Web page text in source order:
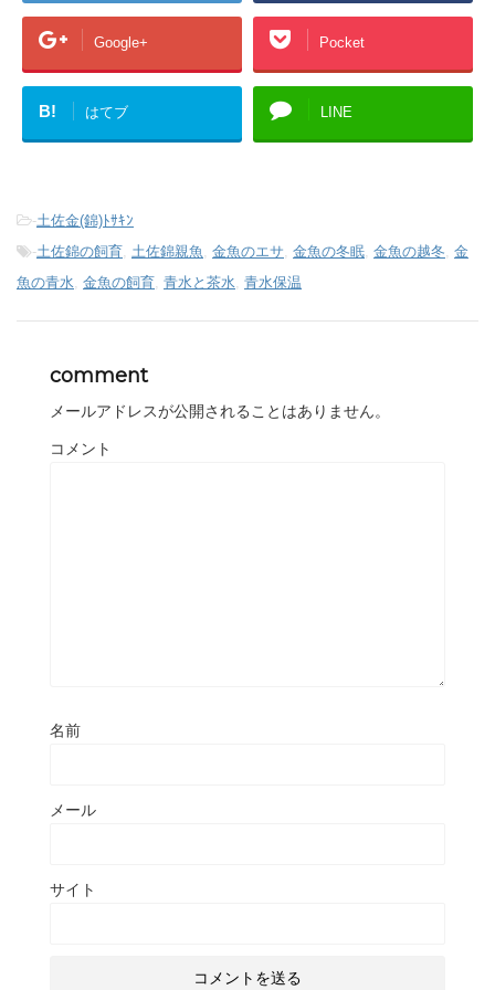
Google+ Pocket
B! はてブ LINE
-土佐金(錦)ﾄｻｷﾝ
-土佐錦の飼育 土佐錦親魚 金魚のエサ 金魚の冬眠 金魚の越冬 金
魚の青水 金魚の飼育 青水と茶水 青水保温
comment
メールアドレスが公開されることはありません。
コメント
名前
メール
サイト